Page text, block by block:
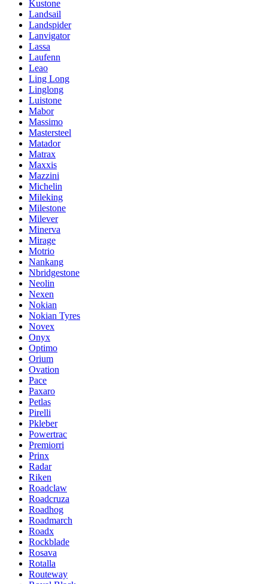
Kustone
Landsail
Landspider
Lanvigator
Lassa
Laufenn
Leao
Ling Long
Linglong
Luistone
Mabor
Massimo
Mastersteel
Matador
Matrax
Maxxis
Mazzini
Michelin
Mileking
Milestone
Milever
Minerva
Mirage
Motrio
Nankang
Nbridgestone
Neolin
Nexen
Nokian
Nokian Tyres
Novex
Onyx
Optimo
Orium
Ovation
Pace
Paxaro
Petlas
Pirelli
Pkleber
Powertrac
Premiorri
Prinx
Radar
Riken
Roadclaw
Roadcruza
Roadhog
Roadmarch
Roadx
Rockblade
Rosava
Rotalla
Routeway